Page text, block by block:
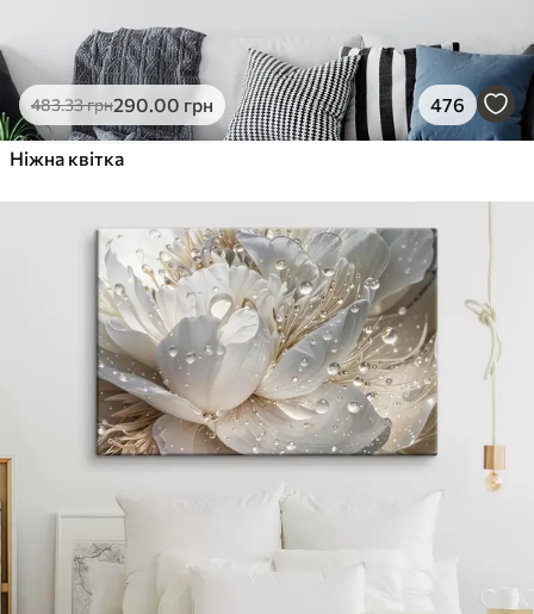
483.33грн290.00 грн 476
Ніжна квітка